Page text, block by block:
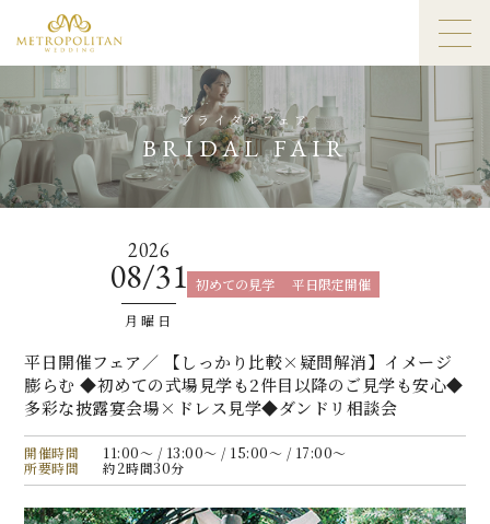
ブライダルフェア
BRIDAL FAIR
2026
08/31
月曜日
初めての見学 平日限定開催
平日開催フェア／ 【しっかり比較×疑問解消】イメージ
膨らむ ◆初めての式場見学も2件目以降のご見学も安心◆
多彩な披露宴会場×ドレス見学◆ダンドリ相談会
開催時間
11:00〜 / 13:00〜 / 15:00〜 / 17:00〜
所要時間
約2時間30分